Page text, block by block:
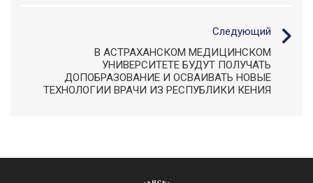
Следующий
В АСТРАХАНСКОМ МЕДИЦИНСКОМ
УНИВЕРСИТЕТЕ БУДУТ ПОЛУЧАТЬ
ДОПОБРАЗОВАНИЕ И ОСВАИВАТЬ НОВЫЕ
ТЕХНОЛОГИИ ВРАЧИ ИЗ РЕСПУБЛИКИ КЕНИЯ